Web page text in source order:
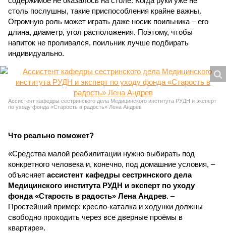
столь послушны, такие приспособления крайне важны.
Огромную роль может играть даже носик поильника – его
длина, диаметр, угол расположения. Поэтому, чтобы
напиток не проливался, поильник лучше подбирать
индивидуально.
Ассистент кафедры сестринского дела Медицинского института РУДН и эксперт
по уходу фонда «Старость в радость» Лена Андрев
Что реально поможет?
«Средства малой реабилитации нужно выбирать под
конкретного человека и, конечно, под домашние условия, –
объясняет ассистент кафедры сестринского дела
Медицинского института РУДН и эксперт по уходу
фонда «Старость в радость» Лена Андрев. –
Простейший пример: кресло-каталка и ходунки должны
свободно проходить через все дверные проёмы в
квартире».